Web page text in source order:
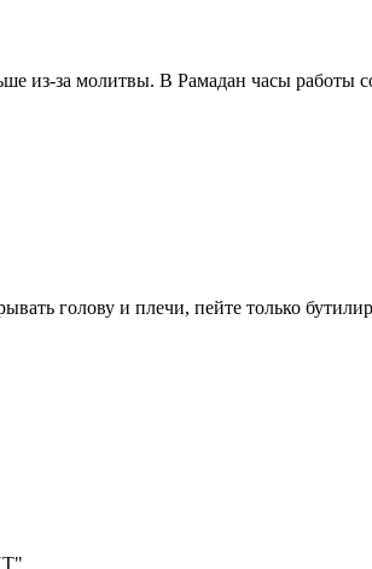
из-за молитвы. В Рамадан часы работы
голову и плечи, пейте только